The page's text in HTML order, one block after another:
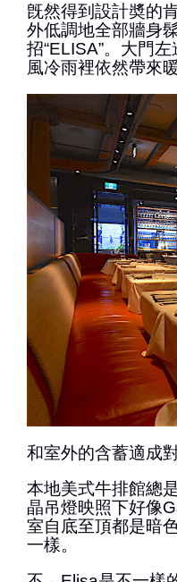
旣然得到設計奬的
外低調地全部牆身
招“ELISA”。大門
風冷雨裡依然帶來暖
和室外的含蓄適成
本地美式牛排館總
晶吊燈映照下好像
室自底至頂都是暗
一樣。